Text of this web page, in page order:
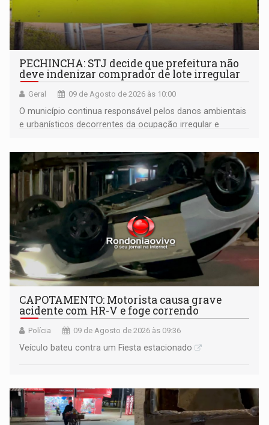
PECHINCHA: STJ decide que prefeitura não
deve indenizar comprador de lote irregular
Geral 09 de Agosto de 2026 às 10:00
O município continua responsável pelos danos ambientais
e urbanísticos decorrentes da ocupação irregular e
CAPOTAMENTO: Motorista causa grave
acidente com HR-V e foge correndo
Polícia 09 de Agosto de 2026 às 09:36
Veículo bateu contra um Fiesta estacionado